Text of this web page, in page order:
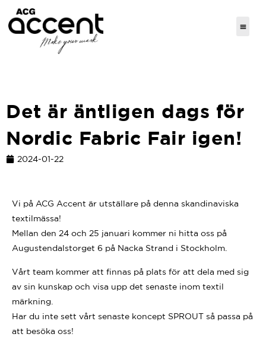
Det är äntligen dags för
Nordic Fabric Fair igen!
2024-01-22
Vi på ACG Accent är utställare på denna skandinaviska
textilmässa!
Mellan den 24 och 25 januari kommer ni hitta oss på
Augustendalstorget 6 på Nacka Strand i Stockholm.
Vårt team kommer att finnas på plats för att dela med sig
av sin kunskap och visa upp det senaste inom textil
märkning.
Har du inte sett vårt senaste koncept SPROUT så passa på
att besöka oss!